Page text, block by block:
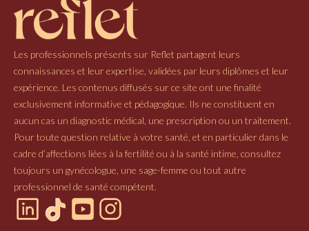
Les professionnels présents sur Reflet partagent leurs
connaissances et leur expertise, validées par leurs diplômes et leur
expérience. Les contenus diffusés sur ce site ont une finalité
exclusivement informative et pédagogique. Ils ne constituent en
aucun cas un diagnostic médical, une prescription ou un traitement.
Pour toute question relative à votre santé, et en particulier dans le
cadre d’affections liées à la fertilité ou à la santé intime, consultez
toujours un gynécologue, une sage-femme ou tout autre
professionnel de santé compétent.